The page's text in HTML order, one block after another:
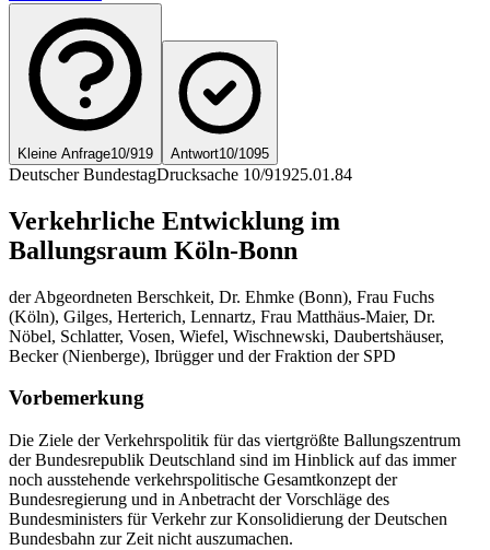
Kleine Anfrage10/919 Antwort10/1095
Deutscher BundestagDrucksache 10/91925.01.84
Verkehrliche Entwicklung im
Ballungsraum Köln-Bonn
der Abgeordneten Berschkeit, Dr. Ehmke (Bonn), Frau Fuchs
(Köln), Gilges, Herterich, Lennartz, Frau Matthäus-Maier, Dr.
Nöbel, Schlatter, Vosen, Wiefel, Wischnewski, Daubertshäuser,
Becker (Nienberge), Ibrügger und der Fraktion der SPD
Vorbemerkung
Die Ziele der Verkehrspolitik für das viertgrößte Ballungszentrum
der Bundesrepublik Deutschland sind im Hinblick auf das immer
noch ausstehende verkehrspolitische Gesamtkonzept der
Bundesregierung und in Anbetracht der Vorschläge des
Bundesministers für Verkehr zur Konsolidierung der Deutschen
Bundesbahn zur Zeit nicht auszumachen.